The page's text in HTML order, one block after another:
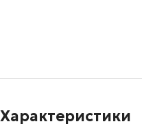
Характеристики